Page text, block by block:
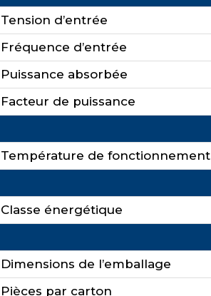
Tension d’entrée
Fréquence d’entrée
Puissance absorbée
Facteur de puissance
Température de fonctionnement
Classe énergétique
Dimensions de l’emballage
Pièces par carton